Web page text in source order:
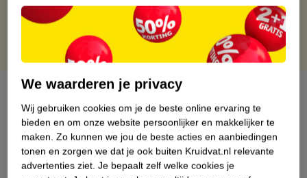
Over dit product
Productinformatie
Etiketinformatie
We waarderen je privacy
Wij gebruiken cookies om je de beste online ervaring te
bieden en om onze website persoonlijker en makkelijker te
maken. Zo kunnen we jou de beste acties en aanbiedingen
tonen en zorgen we dat je ook buiten Kruidvat.nl relevante
advertenties ziet. Je bepaalt zelf welke cookies je